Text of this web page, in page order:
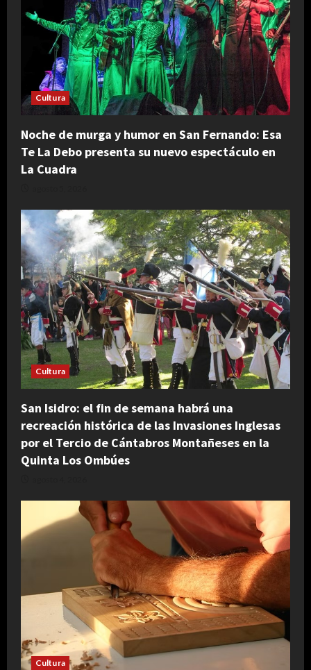
Cultura
Noche de murga y humor en San Fernando: Esa
Te La Debo presenta su nuevo espectáculo en
La Cuadra
Cultura
San Isidro: el fin de semana habrá una
recreación histórica de las Invasiones Inglesas
por el Tercio de Cántabros Montañeses en la
Quinta Los Ombúes
Cultura